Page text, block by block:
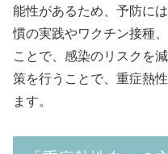
能性があるため、予防に
慣の実践やワクチン接種
ことで、感染のリスクを
策を行うことで、重症熱
ます。